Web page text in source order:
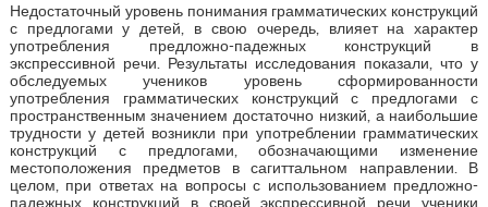
Недостаточный уровень понимания грамматических конструкций
с предлогами у детей, в свою очередь, влияет на характер
употребления предложно-падежных конструкций в
экспрессивной речи. Результаты исследования показали, что у
обследуемых учеников уровень сформированности
употребления грамматических конструкций с предлогами с
пространственным значением достаточно низкий, а наибольшие
трудности у детей возникли при употреблении грамматических
конструкций с предлогами, обозначающими изменение
местоположения предметов в сагиттальном направлении. В
целом, при ответах на вопросы с использованием предложно-
падежных конструкций в своей экспрессивной речи ученики